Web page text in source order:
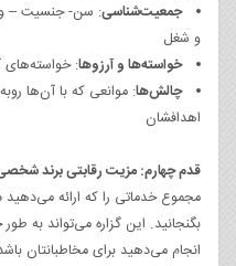
جمعیت‌شناسی: سن- جنسیت –
و شغل
خواسته‌ها و آرزوها: خواسته‌های
چالش‌ها: موانعی که با آن‌ها
اهدافشان
قدم چهارم: مزیت رقابتی برند
مجموع خدماتی را که ارائه
بگنجانید. این گزاره می‌تواند به
انجام می‌دهید برای مخاطبانتان